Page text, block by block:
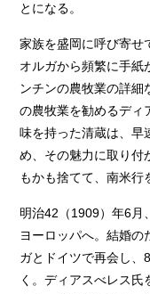
とになる。
家族を盛岡に呼び寄せ
オルガから頻繁に手紙
ンチンの農牧業の詳細
の農牧業を勧めるディ
味を持った清蔵は、早
め、その魅力に取り付
もかも捨てて、南米行
明治42（1909）年6月
ヨーロッパへ。結婚
ガとドイツで再会し、
く。ディアスべレス